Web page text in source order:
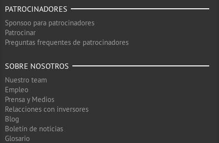
PATROCINADORES
Sponsoo para patrocinadores
Patrocinar
Preguntas frequentes de patrocinadores
SOBRE NOSOTROS
Nuestro team
Empleo
Prensa y Medios
Relacciones con inversores
Blog
Boletín de noticias
Glosario